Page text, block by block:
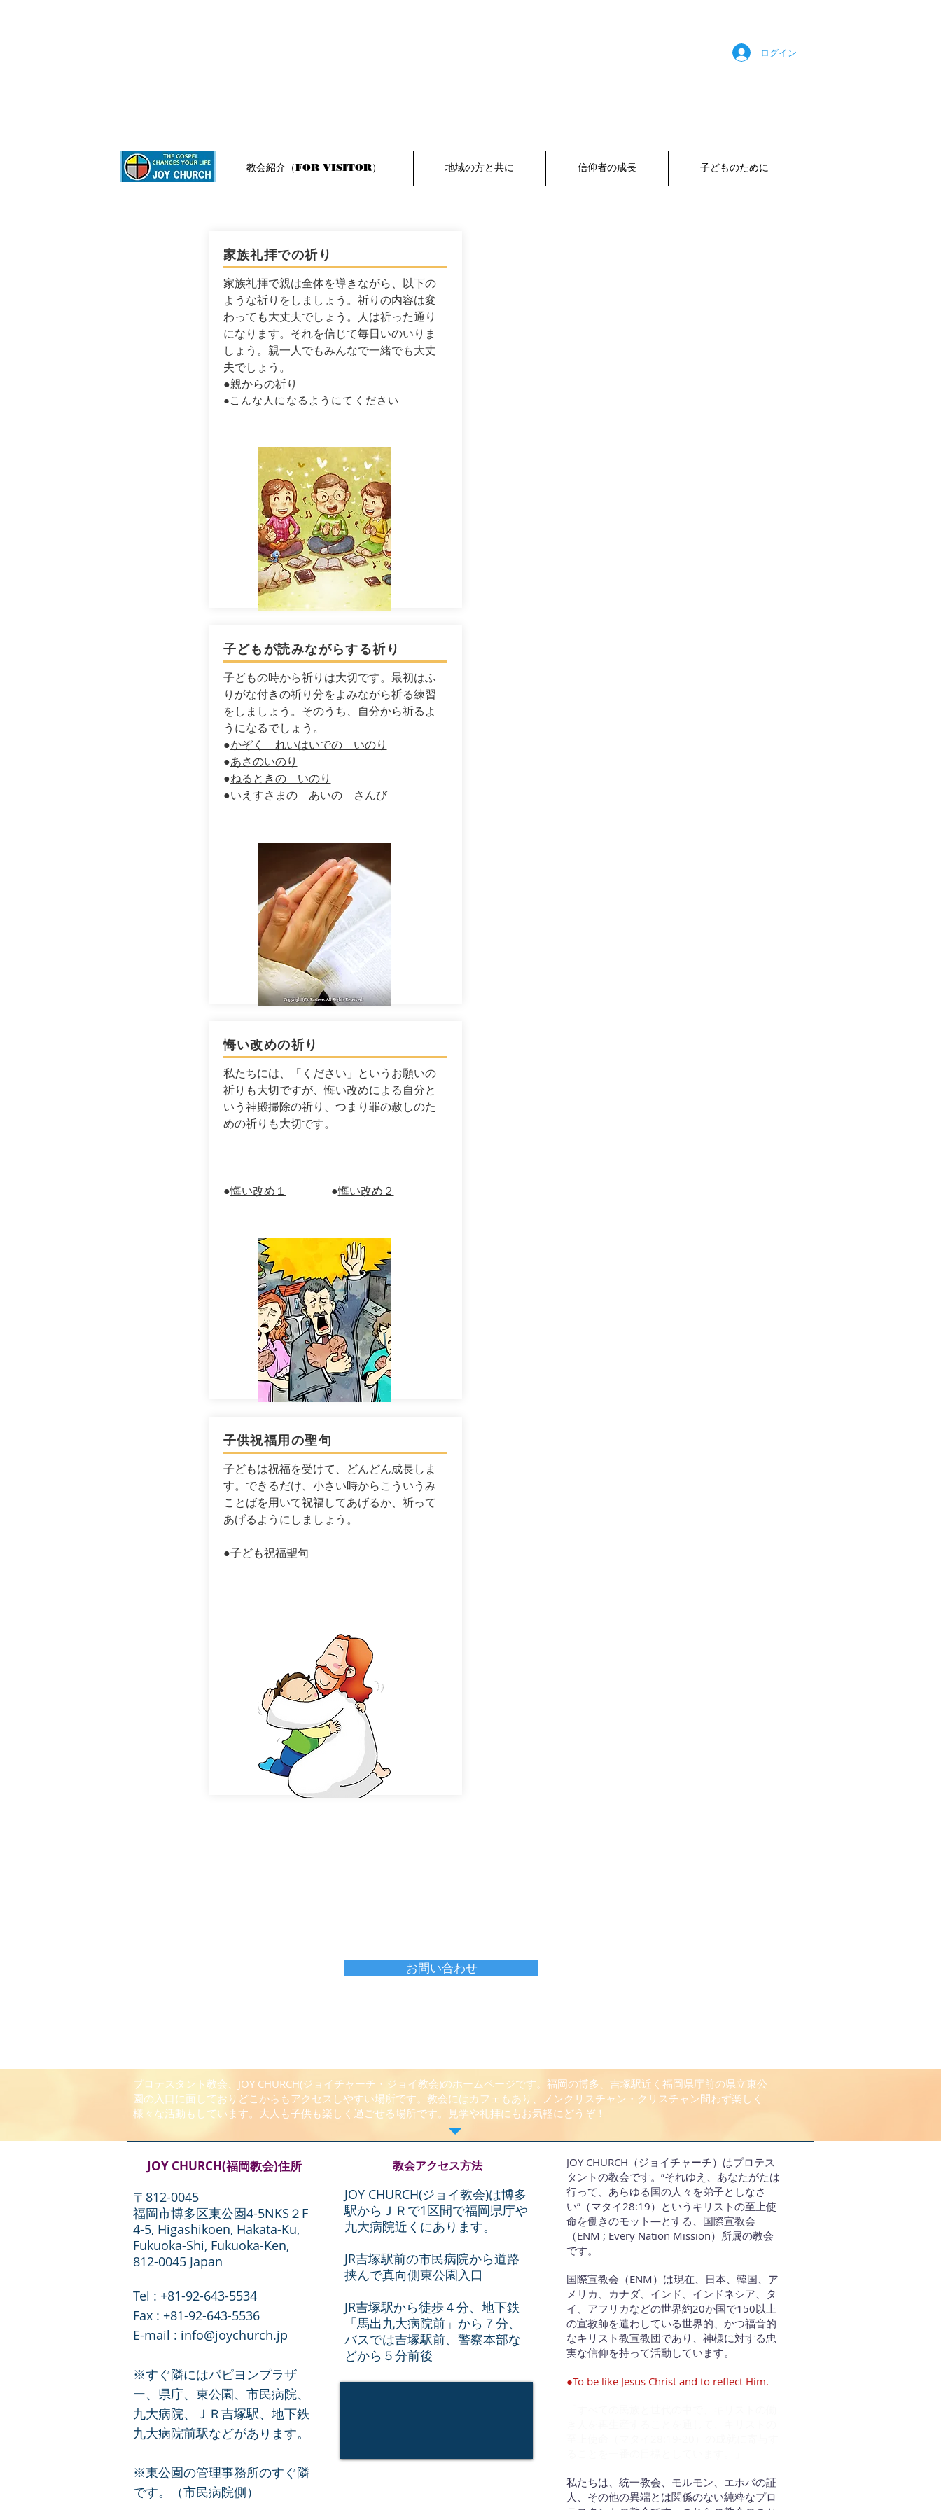
ログイン
ホーム 教会紹介（FOR VISITOR） 地域の方と共に 信仰者の成長 子どものために
家族礼拝での祈り
家族礼拝で親は全体を導きながら、以下の
ような祈りをしましょう。祈りの内容は変
わっても大丈夫でしょう。人は祈った通り
になります。それを信じて毎日いのいりま
しょう。親一人でもみんなで一緒でも大丈
夫でしょう。
​●親からの祈り
​●こんな人になるようにてください
子どもが読みながらする祈り
子どもの時から祈りは大切です。最初はふ
りがな付きの祈り分をよみながら祈る練習
をしましょう。そのうち、自分から祈るよ
うになるでしょう。
●​かぞく れいはいでの いのり
●あさのいのり
●ねるときの いのり
●いえすさまの あいの さんび
悔い改めの祈り
私たちには、「ください」というお願いの
祈りも大切ですが、悔い改めによる自分と
いう神殿掃除の祈り、つまり罪の赦しのた
めの祈りも大切です。
​●悔い改め１ ●悔い改め２
子供祝福用の聖句
子どもは祝福を受けて、どんどん成長しま
す。できるだけ、小さい時からこういうみ
ことばを用いて祝福してあげるか、祈って
あげるようにしましょう。
​●子ども祝福聖句
お問い合わせ
プロテスタント教会、JOY CHURCH(ジョイチャーチ・ジョイ教会)のホームページです。福岡の博多、吉塚駅近く福岡県庁前の県立東公
園の入口に面しておりどこからもアクセスしやすい場所です。教会にはカフェもあり、ノンクリスチャン・クリスチャン問わず楽しく
様々な活動もしています。大人も子供も楽しく過ごせる場所です。見学や礼拝にもお気軽にどうぞ！
JOY CHURCH(福岡教会)住所
〒812-0045
福岡市博多区東公園4-5NKS２F
4-5, Higashikoen, Hakata-Ku,
Fukuoka-Shi, Fukuoka-Ken,
812-0045 Japan
Tel : +81-92-643-5534
​Fax : +81-92-643-5536
E-mail : info@joychurch.jp
※すぐ隣にはパピヨンプラザ
ー、県庁、東公園、市民病院、
九大病院、ＪＲ吉塚駅、地下鉄
九大病院前駅などがあります。
※東公園の管理事務所のすぐ隣
です。（市民病院側）
教会アクセス方法
JOY CHURCH(ジョイ教会)は博多
駅からＪＲで1区間で福岡県庁や
九大病院近くにあります。
JR吉塚駅前の市民病院から道路
挟んで真向側東公園入口
JR吉塚駅から徒歩４分、地下鉄
「馬出九大病院前」から７分、
バスでは吉塚駅前、警察本部な
どから５分前後
JOY CHURCH（ジョイチャーチ）はプロテス
タントの教会です。”それゆえ、あなたがたは
行って、あらゆる国の人々を弟子としなさ
い”（マタイ28:19）というキリストの至上使
命を働きのモット―とする、国際宣教会
（ENM ; Every Nation Mission）所属の教会
です。
国際宣教会（ENM）は現在、日本、韓国、ア
メリカ、カナダ、インド、インドネシア、タ
イ、アフリカなどの世界約20か国で150以上
の宣教師を遣わしている世界的、かつ福音的
なキリスト教宣教団であり、神様に対する忠
実な信仰を持って活動しています。
●To be like Jesus Christ and to reflect Him.
私たちは、統一教会、モルモン、エホバの証
人、その他の異端とは関係のない純粋なプロ